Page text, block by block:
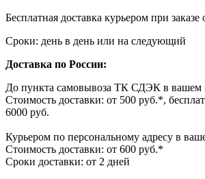
Бесплатная доставка курьером при заказе
Сроки: день в день или на следующий
Доставка по России:
До пункта самовывоза ТК СДЭК в вашем
Стоимость доставки: от 500 руб.*,
6000 руб.
Курьером по персональному адресу в
Стоимость доставки: от 600 руб.*
Сроки доставки: от 2 дней